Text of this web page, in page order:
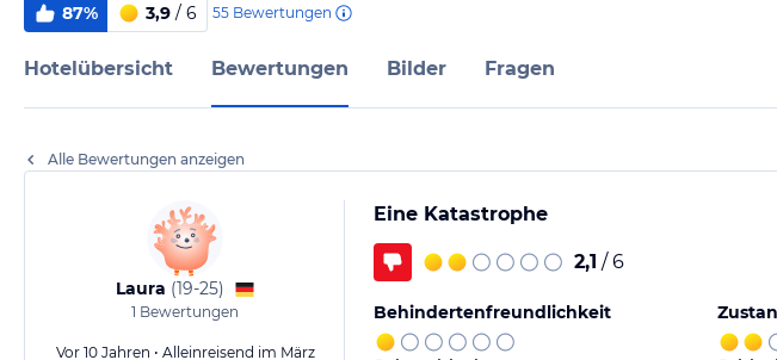
87% 3,9 / 6 55 Bewertungen
Hotelübersicht Bewertungen Bilder Fragen
Alle Bewertungen anzeigen
Laura (19-25)
1 Bewertungen
Vor 10 Jahren • Alleinreisend im März
Eine Katastrophe
2,1 / 6
Behindertenfreundlichkeit